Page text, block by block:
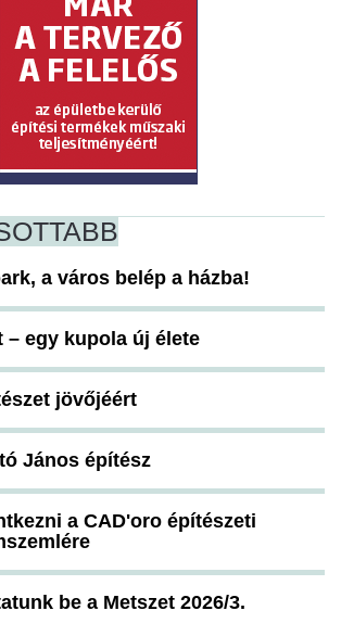
a város belép a házba!
– egy kupola új élete
jövőjéért
János építész
a CAD'oro építészeti
be a Metszet 2026/3.